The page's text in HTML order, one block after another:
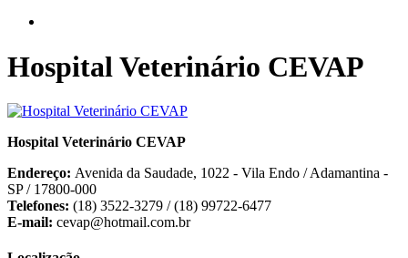
Hospital Veterinário CEVAP
Hospital Veterinário CEVAP
Endereço: Avenida da Saudade, 1022 - Vila Endo / Adamantina -
SP / 17800-000
Telefones: (18) 3522-3279 / (18) 99722-6477
E-mail: cevap@hotmail.com.br